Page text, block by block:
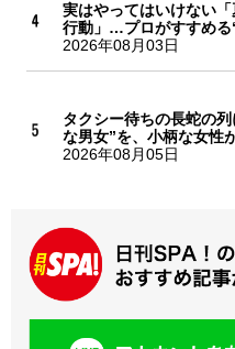
実はやってはいけない
行動」…プロがすすめる
2026年08月03日
タクシー待ちの長蛇の
な男女”を、小柄な女性
2026年08月05日